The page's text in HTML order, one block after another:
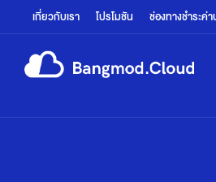
เกี่ยวกับเรา โปรโมชัน ช่องทางชำระค่